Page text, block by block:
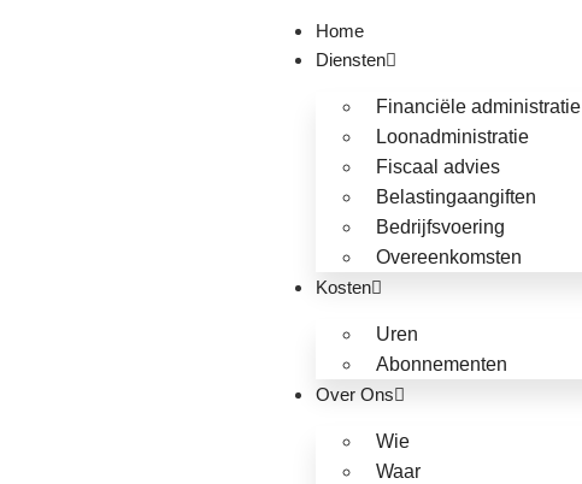
Home
Diensten
Financiële administratie
Loonadministratie
Fiscaal advies
Belastingaangiften
Bedrijfsvoering
Overeenkomsten
Kosten
Uren
Abonnementen
Over Ons
Wie
Waar